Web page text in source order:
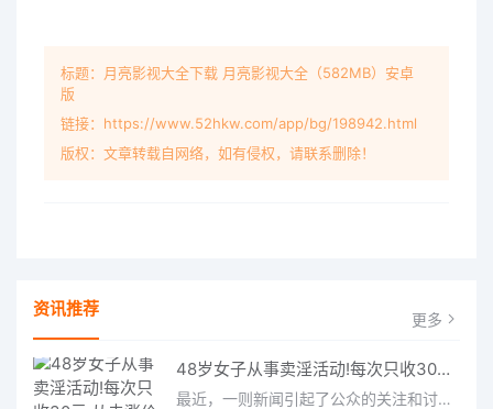
标题：月亮影视大全下载 月亮影视大全（582MB）安卓
版
链接：https://www.52hkw.com/app/bg/198942.html
版权：文章转载自网络，如有侵权，请联系删除！
资讯推荐 更多
48岁女子从事卖淫活动!每次只收30元,从未涨价,被抓时正交易!
最近，一则新闻引起了公众的关注和讨论：一位48岁女子从事卖淫活动，每次只收30元，从未涨价，并且在被抓时还正在交易